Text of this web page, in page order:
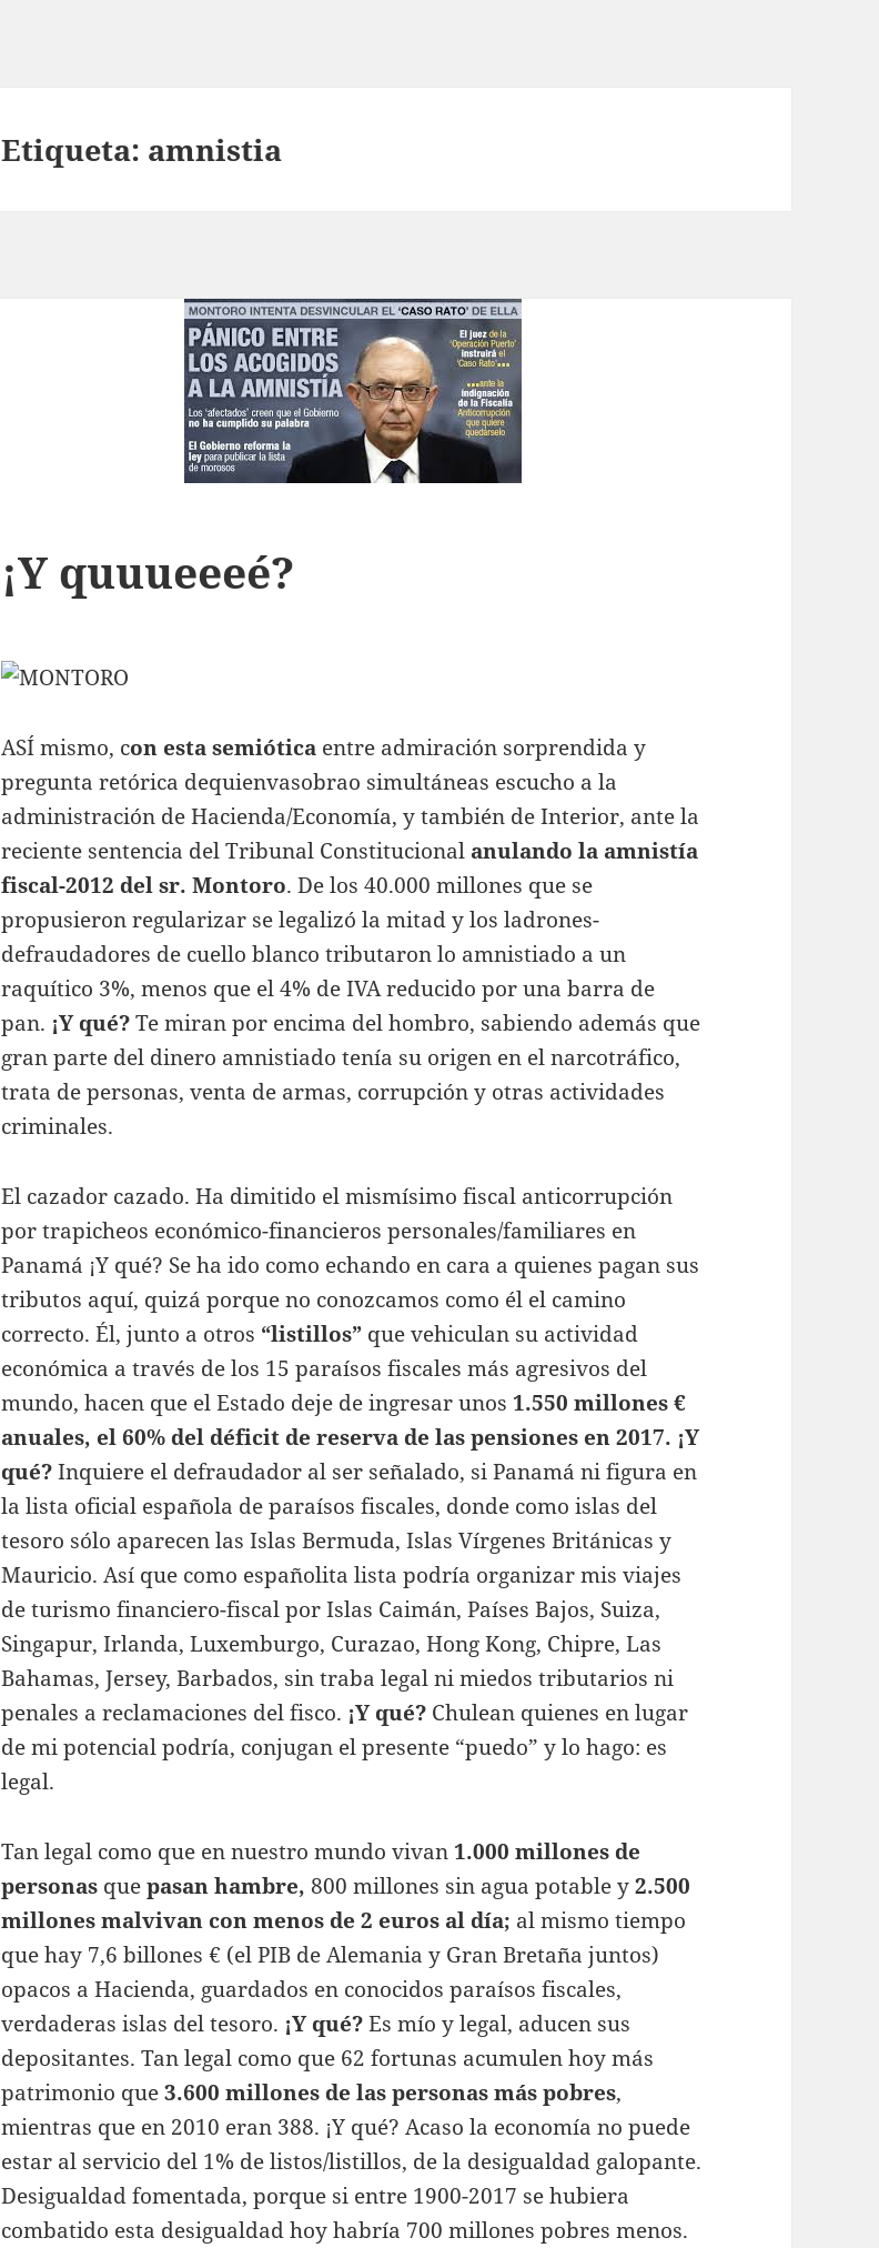
Etiqueta: amnistia
¡Y quuueeeé?
ASÍ mismo, con esta semiótica entre admiración sorprendida y
pregunta retórica dequienvasobrao simultáneas escucho a la
administración de Hacienda/Economía, y también de Interior, ante la
reciente sentencia del Tribunal Constitucional anulando la amnistía
fiscal-2012 del sr. Montoro. De los 40.000 millones que se
propusieron regularizar se legalizó la mitad y los ladrones-
defraudadores de cuello blanco tributaron lo amnistiado a un
raquítico 3%, menos que el 4% de IVA reducido por una barra de
pan. ¡Y qué?Te miran por encima del hombro, sabiendo además que
gran parte del dinero amnistiado tenía su origen en el narcotráfico,
trata de personas, venta de armas, corrupción y otras actividades
criminales.
El cazador cazado. Ha dimitido el mismísimo fiscal anticorrupción
por trapicheos económico-financieros personales/familiares en
Panamá ¡Y qué? Se ha ido como echando en cara a quienes pagan sus
tributos aquí, quizá porque no conozcamos como él el camino
correcto. Él, junto a otros “listillos” que vehiculan su actividad
económica a través de los 15 paraísos fiscales más agresivos del
mundo, hacen que el Estado deje de ingresar unos 1.550 millones €
anuales, el 60% del déficit de reserva de las pensiones en 2017. ¡Y
qué?Inquiere el defraudador al ser señalado, si Panamá ni figura en
la lista oficial española de paraísos fiscales, donde como islas del
tesoro sólo aparecen las Islas Bermuda, Islas Vírgenes Británicas y
Mauricio. Así que como españolita lista podría organizar mis viajes
de turismo financiero-fiscal por Islas Caimán, Países Bajos, Suiza,
Singapur, Irlanda, Luxemburgo, Curazao, Hong Kong, Chipre, Las
Bahamas, Jersey, Barbados, sin traba legal ni miedos tributarios ni
penales a reclamaciones del fisco. ¡Y qué? Chulean quienes en lugar
de mi potencial podría, conjugan el presente “puedo” y lo hago: es
legal.
Tan legal como que en nuestro mundo vivan 1.000 millones de
personas quepasan hambre, 800 millones sin agua potable y2.500
millones malvivan con menos de 2 euros al día; al mismo tiempo
que hay 7,6 billones € (el PIB de Alemania y Gran Bretaña juntos)
opacos a Hacienda, guardados en conocidos paraísos fiscales,
verdaderas islas del tesoro. ¡Y qué?Es mío y legal, aducen sus
depositantes. Tan legal como que 62 fortunas acumulen hoy más
patrimonio que3.600 millones de las personas más pobres,
mientras que en 2010 eran 388. ¡Y qué? Acaso la economía no puede
estar al servicio del 1% de listos/listillos, de la desigualdad galopante.
Desigualdad fomentada, porque si entre 1900-2017 se hubiera
combatido esta desigualdad hoy habría 700 millones pobres menos.